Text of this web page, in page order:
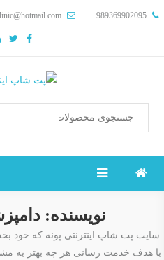
989369902095+
پت شاپ
جوندگان،باکس حمل،رویال
شایر،محصولات سگ شایر،غذا خشک
نویسنده:
سایت پت شاپ اینترنتی پونه که خود
با هدف خدمت رسانی هر چه بهتر به